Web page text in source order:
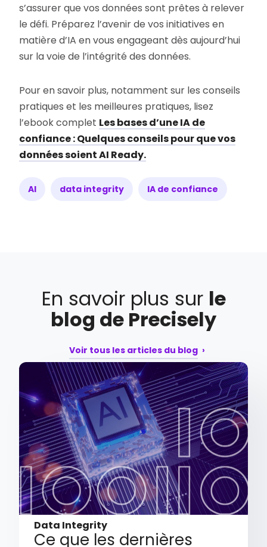
s’assurer que vos données sont prêtes à relever
le défi. Préparez l’avenir de vos initiatives en
matière d’IA en vous engageant dès aujourd’hui
sur la voie de l’intégrité des données.
Pour en savoir plus, notamment sur les conseils
pratiques et les meilleures pratiques, lisez
l’ebook complet Les bases d’une IA de
confiance : Quelques conseils pour que vos
données soient AI Ready.
AI data integrity IA de confiance
En savoir plus sur le
blog de Precisely
Voir tous les articles du blog
Data Integrity
Ce que les dernières